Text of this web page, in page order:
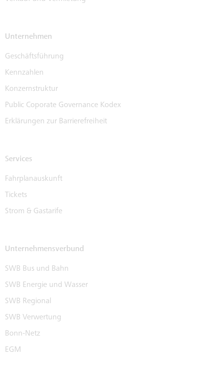
Unternehmen
Geschäftsführung
Kennzahlen
Konzernstruktur
Public Coporate Governance Kodex
Erklärungen zur Barrierefreiheit
Services
Fahrplanauskunft
Tickets
Strom & Gastarife
Unternehmensverbund
SWB Bus und Bahn
SWB Energie und Wasser
SWB Regional
SWB Verwertung
Bonn-Netz
EGM